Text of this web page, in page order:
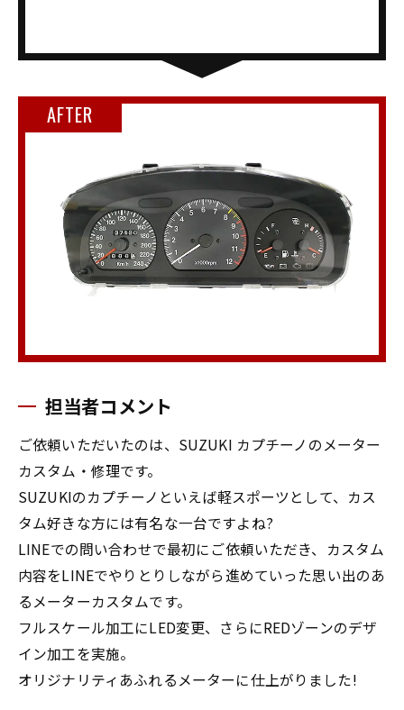
担当者コメント
ご依頼いただいたのは、SUZUKI カプチーノのメーター
カスタム・修理です。
SUZUKIのカプチーノといえば軽スポーツとして、カス
タム好きな方には有名な一台ですよね?
LINEでの問い合わせで最初にご依頼いただき、カスタム
内容をLINEでやりとりしながら進めていった思い出のあ
るメーターカスタムです。
フルスケール加工にLED変更、さらにREDゾーンのデザ
イン加工を実施。
オリジナリティあふれるメーターに仕上がりました!